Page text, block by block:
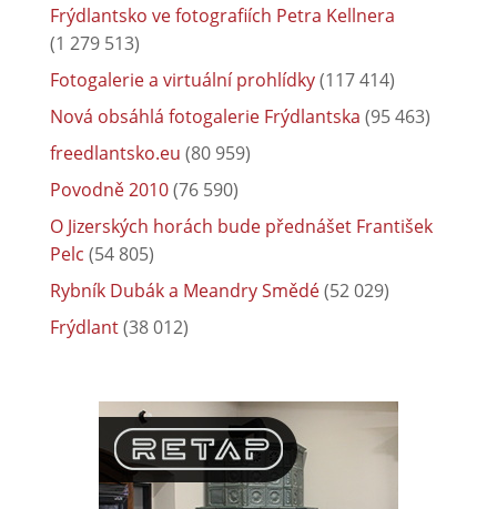
Frýdlantsko ve fotografiích Petra Kellnera
(1 279 513)
Fotogalerie a virtuální prohlídky(117 414)
Nová obsáhlá fotogalerie Frýdlantska (95 463)
freedlantsko.eu (80 959)
Povodně 2010(76 590)
O Jizerských horách bude přednášet František
Pelc (54 805)
Rybník Dubák a Meandry Smědé(52 029)
Frýdlant(38 012)